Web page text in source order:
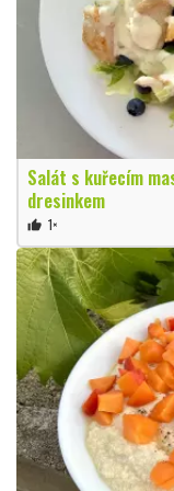
Salát s kuřecím
dresinkem
thumb_up 1×